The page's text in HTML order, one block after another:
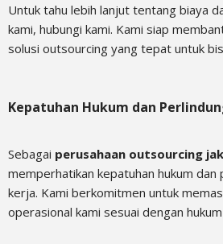
Untuk tahu lebih lanjut tentang biaya
kami, hubungi kami. Kami siap
solusi outsourcing yang tepat untuk
Kepatuhan Hukum dan
Sebagai perusahaan outsourcing
memperhatikan kepatuhan hukum dan
kerja. Kami berkomitmen untuk
operasional kami sesuai dengan